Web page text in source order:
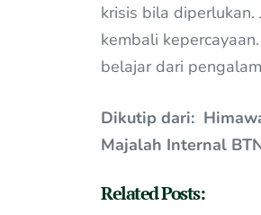
krisis bila diperlukan.
kembali
belajar dari
Dikutip dari:
Majalah Internal
Related Posts: